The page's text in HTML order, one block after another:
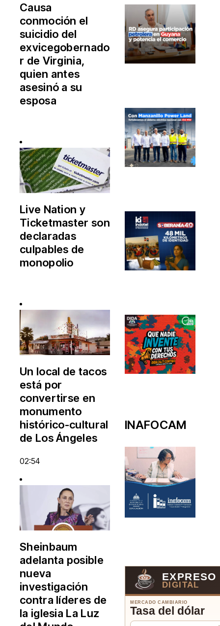
Causa
conmoción el
suicidio del
exvicegobernado
r de Virginia,
quien antes
asesinó a su
esposa
Live Nation y
Ticketmaster son
declaradas
culpables de
monopolio
Un local de tacos
está por
convertirse en
monumento
histórico-cultural
de Los Ángeles
02:54
Sheinbaum
adelanta posible
nueva
investigación
contra líderes de
la iglesia La Luz
INAFOCAM
EXPRESO
DIGITAL
MERCADO CAMBIARIO
Tasa del dólar